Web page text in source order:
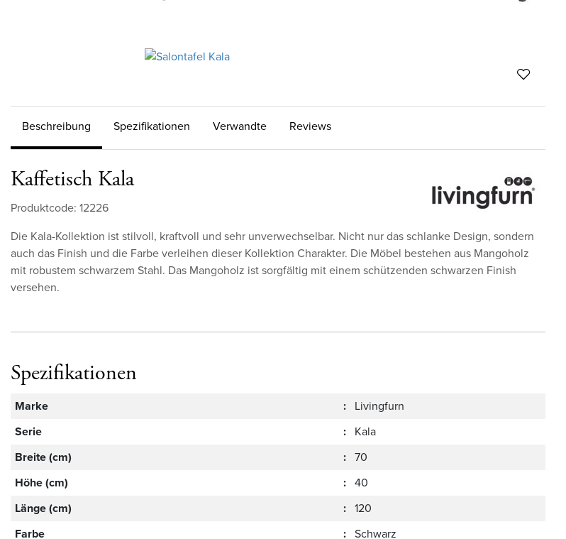
Beschreibung Spezifikationen Verwandte Reviews
Kaffetisch Kala
Produktcode: 12226
Die Kala-Kollektion ist stilvoll, kraftvoll und sehr unverwechselbar. Nicht nur das schlanke Design, sondern
auch das Finish und die Farbe verleihen dieser Kollektion Charakter. Die Möbel bestehen aus Mangoholz
mit robustem schwarzem Stahl. Das Mangoholz ist sorgfältig mit einem schützenden schwarzen Finish
versehen.
Spezifikationen
Marke : Livingfurn
Serie
: Kala
Breite (cm)
: 70
Höhe (cm)
: 40
Länge (cm)
: 120
Farbe
: Schwarz